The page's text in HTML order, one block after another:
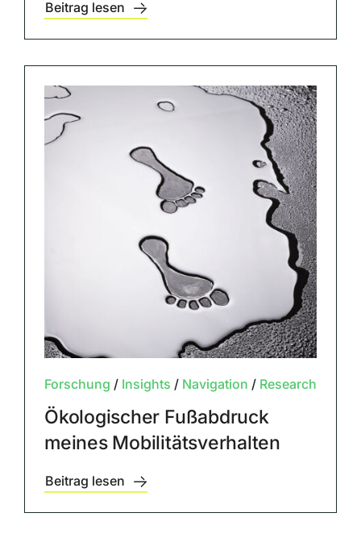
Beitrag lesen
Forschung / Insights / Navigation / Research
Ökologischer Fußabdruck
meines Mobilitätsverhalten
Beitrag lesen